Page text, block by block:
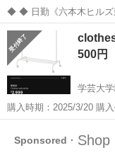
◆ ◆ 日勤《六本木ヒルズ森タワーでの施設警備》 駅チカ室内勤務で
年中快適！ 日勤のみ＆週
ら働けます！ 六本木駅
♪ ＼未経験スター...
東京 目黒区
500円
学芸大
購入時期：2025/3/20 購入
品のため状態などが目安